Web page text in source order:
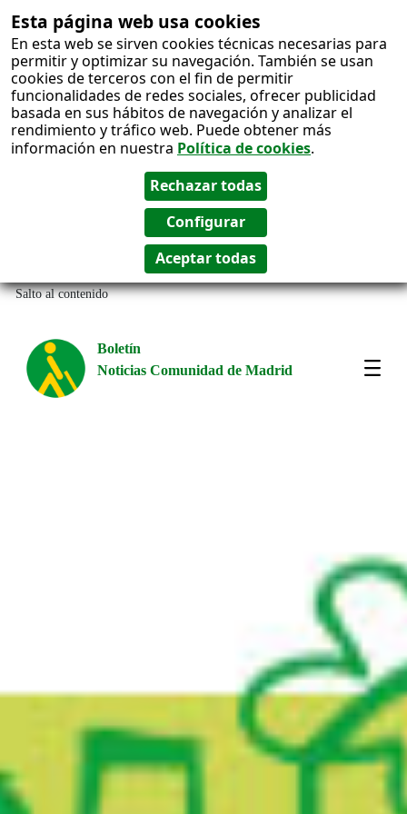
Esta página web usa cookies
En esta web se sirven cookies técnicas necesarias para
permitir y optimizar su navegación. También se usan
cookies de terceros con el fin de permitir
funcionalidades de redes sociales, ofrecer publicidad
basada en sus hábitos de navegación y analizar el
rendimiento y tráfico web. Puede obtener más
información en nuestra Política de cookies.
Salto al contenido
Boletín
Noticias Comunidad de Madrid